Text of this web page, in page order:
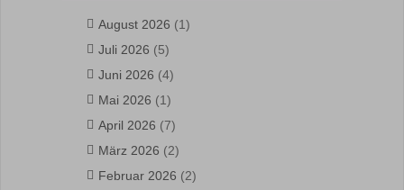
August 2026 (1)
Juli 2026 (5)
Juni 2026 (4)
Mai 2026 (1)
April 2026 (7)
März 2026 (2)
Februar 2026 (2)